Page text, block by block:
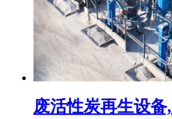
废活性炭再生设